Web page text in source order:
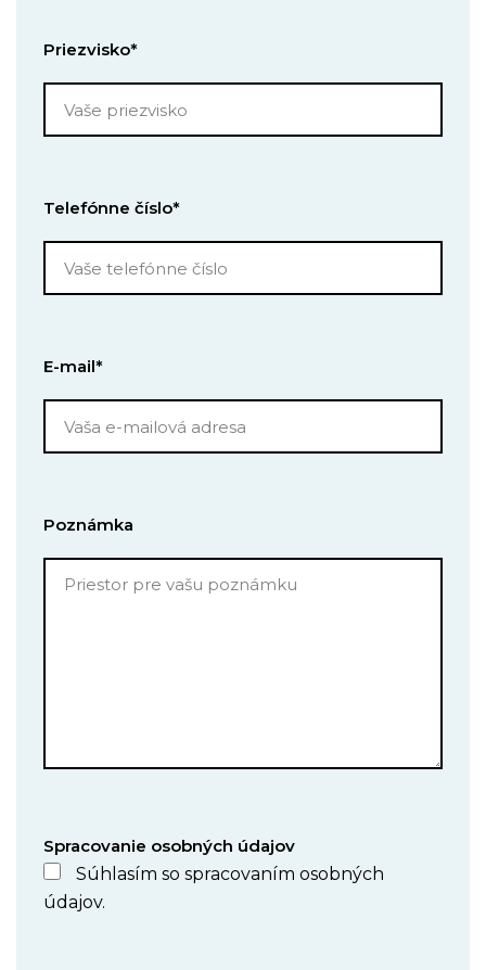
Priezvisko*
Telefónne číslo*
E-mail*
Poznámka
Spracovanie osobných údajov
Súhlasím so spracovaním osobných
údajov.